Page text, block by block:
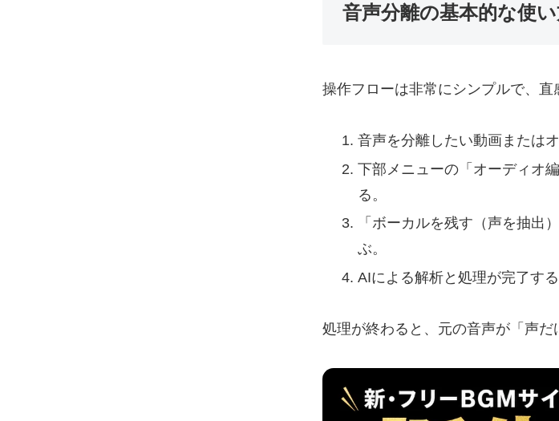
音声分離の基本的な使
操作フローは非常にシンプルで、直
音声を分離したい動画または
下部メニューの「オーディオ
る。
「ボーカルを残す（声を抽出
ぶ。
AIによる解析と処理が完了する
処理が終わると、元の音声が「声だ